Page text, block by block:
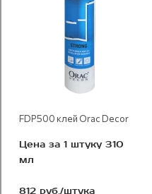
FDP500 клей Orac Decor
Цена за 1 штуку 310
мл
812 руб./штука